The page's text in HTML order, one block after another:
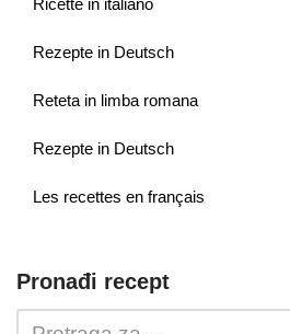
Ricette in italiano
Rezepte in Deutsch
Reteta in limba romana
Rezepte in Deutsch
Les recettes en français
Pronađi recept